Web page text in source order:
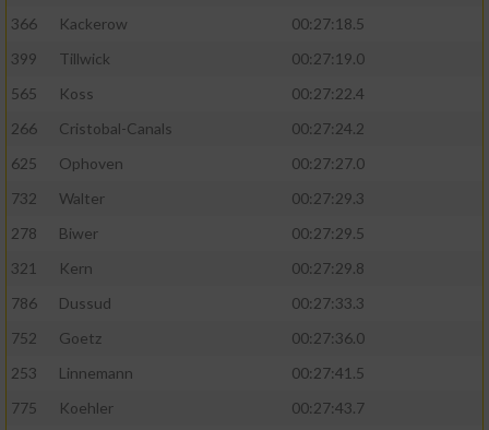
366
Kackerow
00:27:18.5
399
Tillwick
00:27:19.0
565
Koss
00:27:22.4
266
Cristobal-Canals
00:27:24.2
625
Ophoven
00:27:27.0
732
Walter
00:27:29.3
278
Biwer
00:27:29.5
321
Kern
00:27:29.8
786
Dussud
00:27:33.3
752
Goetz
00:27:36.0
253
Linnemann
00:27:41.5
775
Koehler
00:27:43.7